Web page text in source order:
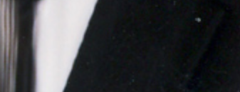
podczas
zobaczenie